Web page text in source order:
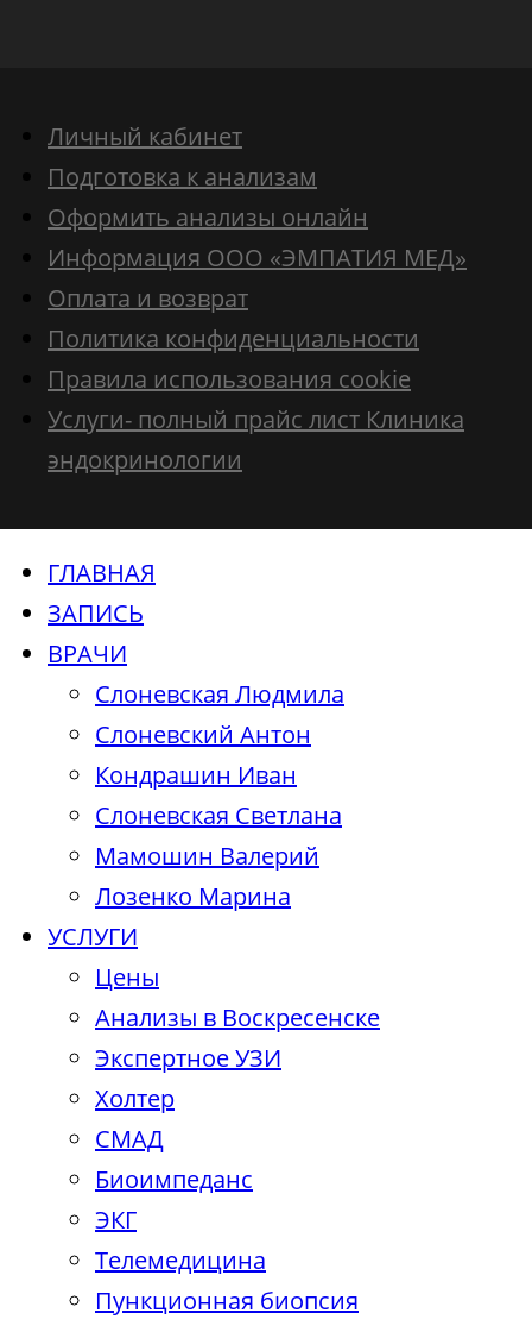
Личный кабинет
Подготовка к анализам
Оформить анализы онлайн
Информация ООО «ЭМПАТИЯ МЕД»
Оплата и возврат
Политика конфиденциальности
Правила использования cookie
Услуги- полный прайс лист Клиника
эндокринологии
ГЛАВНАЯ
ЗАПИСЬ
ВРАЧИ
Слоневская Людмила
Слоневский Антон
Кондрашин Иван
Слоневская Светлана
Мамошин Валерий
Лозенко Марина
УСЛУГИ
Цены
Анализы в Воскресенске
Экспертное УЗИ
Холтер
СМАД
Биоимпеданс
ЭКГ
Телемедицина
Пункционная биопсия